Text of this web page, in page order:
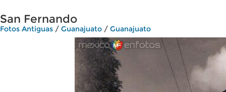
San Fernando
Fotos Antiguas / Guanajuato / Guanajuato